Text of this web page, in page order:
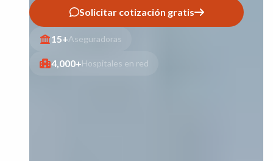
Solicitar cotización gratis
15+Aseguradoras
4,000+Hospitales en red